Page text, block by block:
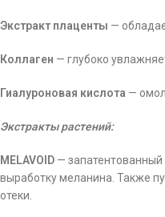
Экстракт плаценты —
Коллаген — глубоко
Гиалуроновая кислота —
Экстракты растений:
MELAVOID — запатентованный
выработку меланина. Также
отеки.